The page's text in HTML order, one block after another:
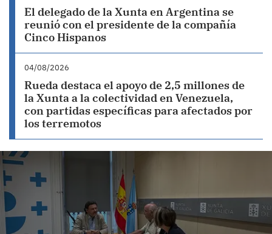
El delegado de la Xunta en Argentina se
reunió con el presidente de la compañía
Cinco Hispanos
04/08/2026
Rueda destaca el apoyo de 2,5 millones de
la Xunta a la colectividad en Venezuela,
con partidas específicas para afectados por
los terremotos